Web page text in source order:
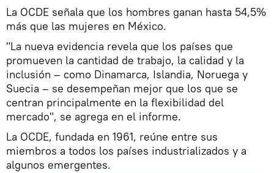
La OCDE señala que los hombres ganan hasta 54,5%
más que las mujeres en México.
"La nueva evidencia revela que los países que
promueven la cantidad de trabajo, la calidad y la
inclusión – como Dinamarca, Islandia, Noruega y
Suecia – se desempeñan mejor que los que se
centran principalmente en la flexibilidad del
mercado", se agrega en el informe.
La OCDE, fundada en 1961, reúne entre sus
miembros a todos los países industrializados y a
algunos emergentes.